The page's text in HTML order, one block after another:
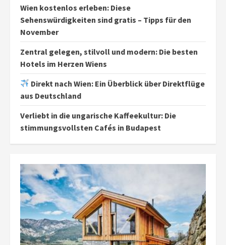
Wien kostenlos erleben: Diese
Sehenswürdigkeiten sind gratis – Tipps für den
November
Zentral gelegen, stilvoll und modern: Die besten
Hotels im Herzen Wiens
Direkt nach Wien: Ein Überblick über Direktflüge
aus Deutschland
Verliebt in die ungarische Kaffeekultur: Die
stimmungsvollsten Cafés in Budapest